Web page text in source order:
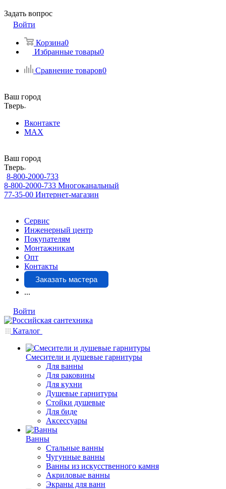
Задать вопрос
Войти
Корзина0
Избранные товары0
Сравнение товаров0
Ваш город
Тверь
Вконтакте
MAX
Ваш город
Тверь
8-800-2000-733
8-800-2000-733 Многоканальный
77-35-00 Интернет-магазин
Сервис
Инженерный центр
Покупателям
Монтажникам
Опт
Контакты
Заказать мастера
...
Войти
Каталог
Смесители и душевые гарнитуры
Для ванны
Для раковины
Для кухни
Душевые гарнитуры
Стойки душевые
Для биде
Аксессуары
Ванны
Стальные ванны
Чугунные ванны
Ванны из искусственного камня
Акриловые ванны
Экраны для ванн